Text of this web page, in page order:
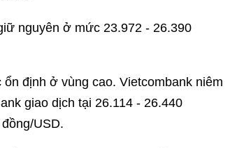
nguyên ở mức 23.972 - 26.390
định ở vùng cao. Vietcombank niêm
giao dịch tại 26.114 - 26.440
USD.